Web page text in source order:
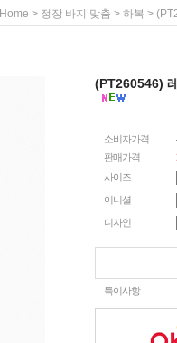
Home > 정장 바지 맞춤 > 하복 >
(PT260546)
소비자가격
판매가격
사이즈
이니셜
디자인
특이사항